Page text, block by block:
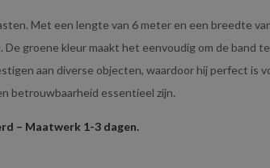
Met een lengte van 6 meter en een breedte
groene kleur maakt het eenvoudig om de band te
aan diverse objecten, waardoor hij perfect is
betrouwbaarheid essentieel zijn.
– Maatwerk 1-3 dagen.